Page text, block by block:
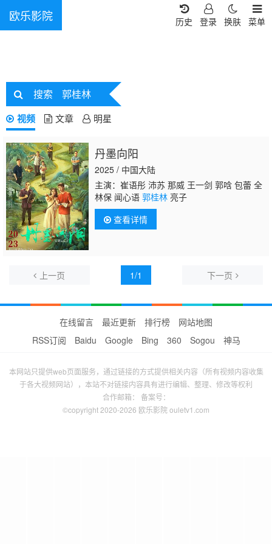
欧乐影院 菜单
换肤
登录
历史
搜索 郭桂林
视频 文章 明星
丹墨向阳
2025 / 中国大陆
主演：崔语彤 沛苏 那威 王一剑 郭唅 包蕾 全
林保 闻心语 郭桂林亮子
查看详情
上一页 1/1 下一页
在线留言 最近更新 排行榜
网站地图
RSS订阅
Baidu Google Bing 360 Sogou 神马
本网站只提供web页面服务，通过链接的方式提供相关内容（所有视频内容收集
于各大视频网站），本站不对链接内容具有进行编辑、整理、修改等权利
合作邮箱： 备案号：
©copyright 2020-2026 欧乐影院 ouletv1.com